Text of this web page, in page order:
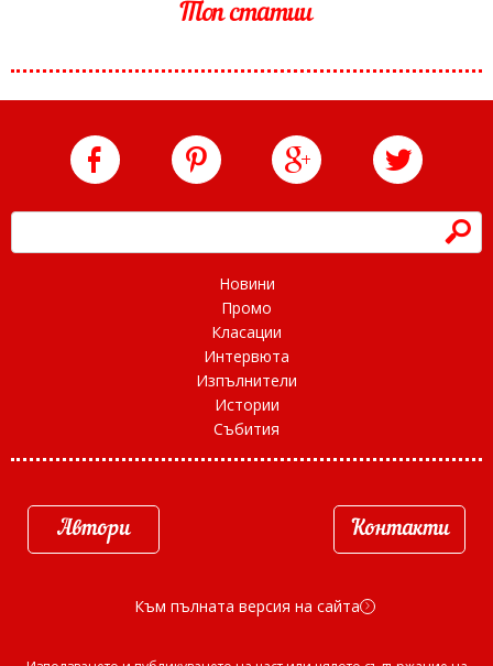
Топ статии
h
Новини
Промо
Класации
Интервюта
Изпълнители
Истории
Събития
Автори Контакти
Към пълната версия на сайта d